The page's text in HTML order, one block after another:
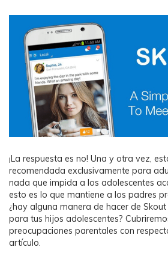
¡La respuesta es no! Una y otra vez,
recomendada exclusivamente para
nada que impida a los adolescentes
esto es lo que mantiene a los padres
¿hay alguna manera de hacer de
para tus hijos adolescentes?󠀲󠀩󠀩󠀢󠀠󠀡󠀠󠀠󠀳󠀰
preocupaciones parentales con
artículo.